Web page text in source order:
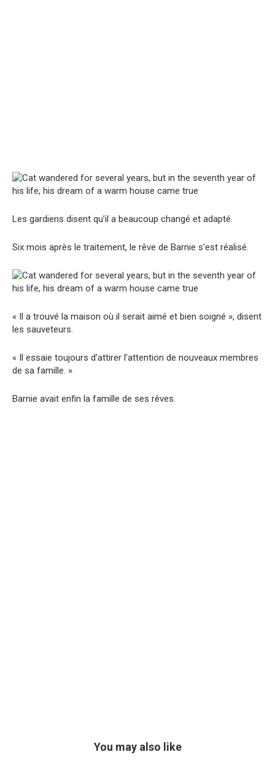
Les gardiens disent qu’il a beaucoup changé et adapté.
Six mois après le traitement, le rêve de Barnie s’est réalisé.
« Il a trouvé la maison où il serait aimé et bien soigné », disent
les sauveteurs.
« Il essaie toujours d’attirer l’attention de nouveaux membres
de sa famille. »
Barnie avait enfin la famille de ses rêves.
You may also like